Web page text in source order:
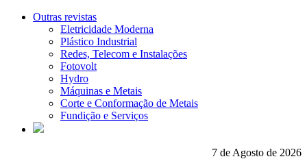
Outras revistas
Eletricidade Moderna
Plástico Industrial
Redes, Telecom e Instalações
Fotovolt
Hydro
Máquinas e Metais
Corte e Conformação de Metais
Fundição e Serviços
7 de Agosto de 2026